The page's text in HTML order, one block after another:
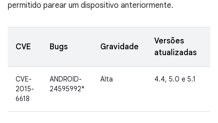
permitido parear um dispositivo anteriormente.
CVE Bugs Gravidade
Versões
atualizadas
CVE-
2015-
6618
ANDROID-
24595992*
Alta 4.4, 5.0 e 5.1